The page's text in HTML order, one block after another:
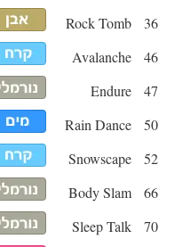
36
Rock Tomb
46
Avalanche
47
Endure
50
Rain Dance
52
Snowscape
66
Body Slam
70
Sleep Talk